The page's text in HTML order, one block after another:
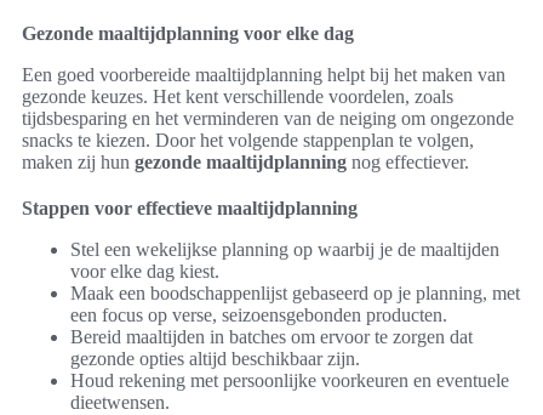
Gezonde maaltijdplanning voor elke dag
Een goed voorbereide maaltijdplanning helpt bij het maken van
gezonde keuzes. Het kent verschillende voordelen, zoals
tijdsbesparing en het verminderen van de neiging om ongezonde
snacks te kiezen. Door het volgende stappenplan te volgen,
maken zij hun gezonde maaltijdplanning nog effectiever.
Stappen voor effectieve maaltijdplanning
Stel een wekelijkse planning op waarbij je de maaltijden
voor elke dag kiest.
Maak een boodschappenlijst gebaseerd op je planning, met
een focus op verse, seizoensgebonden producten.
Bereid maaltijden in batches om ervoor te zorgen dat
gezonde opties altijd beschikbaar zijn.
Houd rekening met persoonlijke voorkeuren en eventuele
dieetwensen.